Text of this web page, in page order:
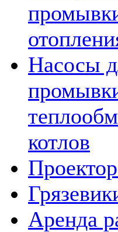
Насосы
котлов
Аренда